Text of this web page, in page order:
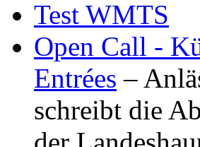
Test WMTS
Open Call -
Entrées –
schreibt die